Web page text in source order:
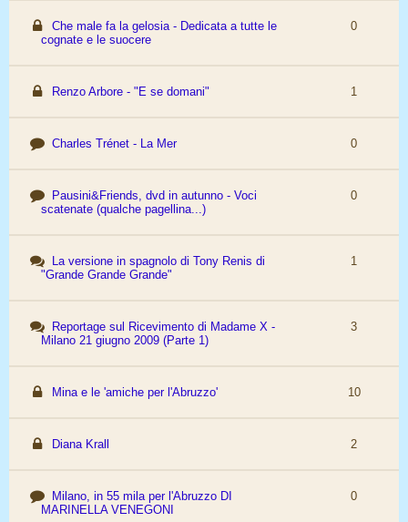
Che male fa la gelosia - Dedicata a tutte le
cognate e le suocere
0
Renzo Arbore - "E se domani" 1
Charles Trénet - La Mer 0
Pausini&Friends, dvd in autunno - Voci
scatenate (qualche pagellina...)
0
La versione in spagnolo di Tony Renis di
"Grande Grande Grande"
1
Reportage sul Ricevimento di Madame X -
Milano 21 giugno 2009 (Parte 1)
3
Mina e le 'amiche per l'Abruzzo' 10
Diana Krall 2
Milano, in 55 mila per l'Abruzzo DI
MARINELLA VENEGONI
0